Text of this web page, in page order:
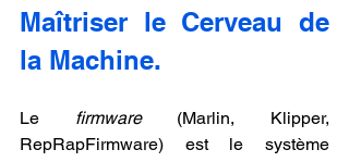
Maîtriser le Cerveau de
la Machine.
Le firmware (Marlin, Klipper,
RepRapFirmware) est le système